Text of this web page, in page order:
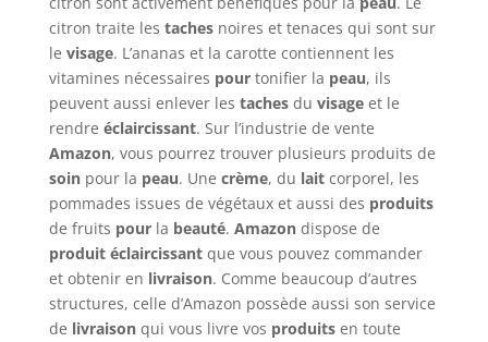
citron traite les tachesnoires et tenaces qui sont sur
le visage. L’ananas et la carotte contiennent les
vitamines nécessaires pourtonifier la peau, ils
peuvent aussi enlever les tachesdu visageet le
rendre éclaircissant. Sur l’industrie de vente
Amazon, vous pourrez trouver plusieurs produits de
soinpour la peau. Une crème, du lait corporel, les
pommades issues de végétaux et aussi des produits
de fruits pourla beauté. Amazon dispose de
produit éclaircissant que vous pouvez commander
et obtenir en livraison. Comme beaucoup d’autres
structures, celle d’Amazon possède aussi son service
de livraisonqui vous livre vos produitsen toute